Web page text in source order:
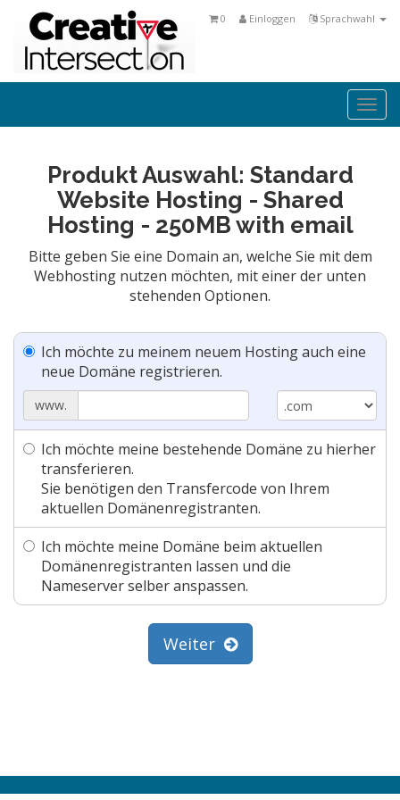
Sprachwahl
Einloggen
0
Produkt Auswahl: Standard
Website Hosting - Shared
Hosting - 250MB with email
Bitte geben Sie eine Domain an, welche Sie mit dem
Webhosting nutzen möchten, mit einer der unten
stehenden Optionen.
Ich möchte zu meinem neuem Hosting auch eine
neue Domäne registrieren.
www.
Ich möchte meine bestehende Domäne zu hierher
transferieren.
Sie benötigen den Transfercode von Ihrem
aktuellen Domänenregistranten.
Ich möchte meine Domäne beim aktuellen
Domänenregistranten lassen und die
Nameserver selber anspassen.
Weiter